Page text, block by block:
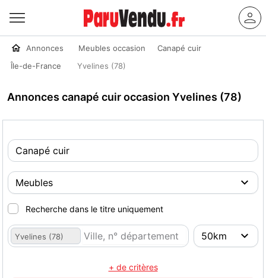
Annonces Meubles occasion
Canapé cuir
Île-de-France
Yvelines (78)
Annonces canapé cuir occasion Yvelines (78)
Recherche dans le titre uniquement
Yvelines (78)
+ de critères